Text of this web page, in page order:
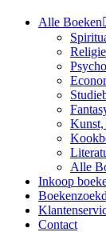
Alle Boeken
Religie
Alle
Inkoop
Contact